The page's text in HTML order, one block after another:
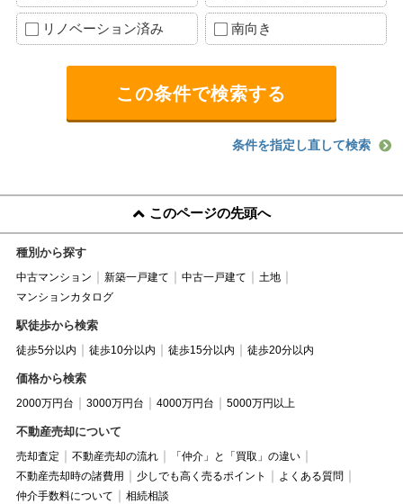
リノベーション済み 南向き
条件を指定し直して検索
このページの先頭へ
種別から探す
中古マンション 新築一戸建て 中古一戸建て
土地
マンションカタログ
駅徒歩から検索
徒歩5分以内 徒歩10分以内 徒歩15分以内 徒歩20分以内
価格から検索
2000万円台 3000万円台 4000万円台 5000万円以上
不動産売却について
売却査定 不動産売却の流れ
「仲介」と「買取」の違い
不動産売却時の諸費用
少しでも高く売るポイント
よくある質問
仲介手数料について
相続相談